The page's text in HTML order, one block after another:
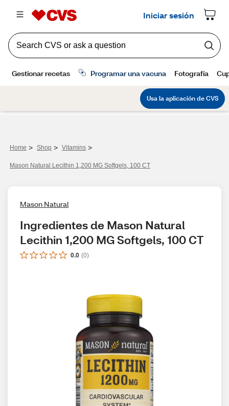
Home > Shop > Vitamins >
Mason Natural Lecithin 1,200 MG Softgels, 100 CT
Mason Natural
Ingredientes de Mason Natural
Lecithin 1,200 MG Softgels, 100 CT
0.0 (0)